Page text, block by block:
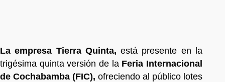
La empresa Tierra Quinta,está presente en la
trigésima quinta versión de la Feria Internacional
de Cochabamba (FIC), ofreciendo al público lotes